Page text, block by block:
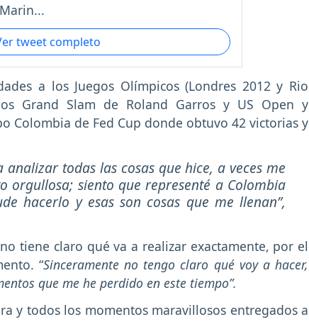
tweet completo
a los Juegos Olímpicos (Londres 2012 y Rio
Grand Slam de Roland Garros y US Open y
Colombia de Fed Cup donde obtuvo 42 victorias y
analizar todas las cosas que hice, a veces me
orgullosa; siento que representé a Colombia
hacerlo y esas son cosas que me llenan”,
tiene claro qué va a realizar exactamente, por el
“Sinceramente no tengo claro qué voy a hacer,
que me he perdido en este tiempo”.
y todos los momentos maravillosos entregados a